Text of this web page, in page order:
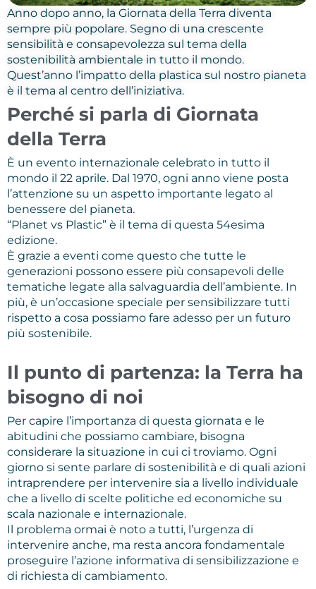
Anno dopo anno, la Giornata della Terra diventa
sempre più popolare. Segno di una crescente
sensibilità e consapevolezza sul tema della
sostenibilità ambientale in tutto il mondo.
Quest’anno l’impatto della plastica sul nostro pianeta
è il tema al centro dell’iniziativa.
Perché si parla di Giornata
della Terra
È un evento internazionale celebrato in tutto il
mondo il 22 aprile. Dal 1970, ogni anno viene posta
l’attenzione su un aspetto importante legato al
benessere del pianeta.
“Planet vs Plastic” è il tema di questa 54esima
edizione.
È grazie a eventi come questo che tutte le
generazioni possono essere più consapevoli delle
tematiche legate alla salvaguardia dell’ambiente. In
più, è un’occasione speciale per sensibilizzare tutti
rispetto a cosa possiamo fare adesso per un futuro
più sostenibile.
Il punto di partenza: la Terra ha
bisogno di noi
Per capire l’importanza di questa giornata e le
abitudini che possiamo cambiare, bisogna
considerare la situazione in cui ci troviamo. Ogni
giorno si sente parlare di sostenibilità e di quali azioni
intraprendere per intervenire sia a livello individuale
che a livello di scelte politiche ed economiche su
scala nazionale e internazionale.
Il problema ormai è noto a tutti, l’urgenza di
intervenire anche, ma resta ancora fondamentale
proseguire l’azione informativa di sensibilizzazione e
di richiesta di cambiamento.